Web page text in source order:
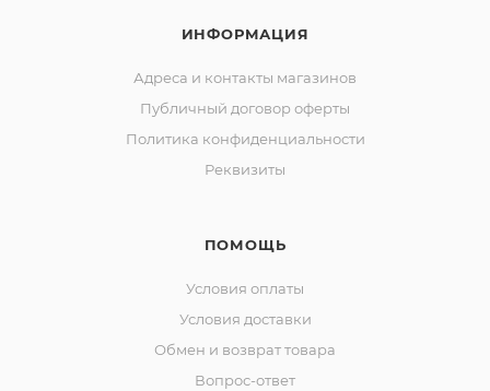
ИНФОРМАЦИЯ
Адреса и контакты магазинов
Публичный договор оферты
Политика конфиденциальности
Реквизиты
ПОМОЩЬ
Условия оплаты
Условия доставки
Обмен и возврат товара
Вопрос-ответ